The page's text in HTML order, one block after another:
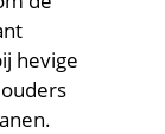
hevige